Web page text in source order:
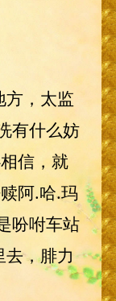
方，太监
有什么妨
信，就
阿.哈.玛
吩咐车站
，腓力